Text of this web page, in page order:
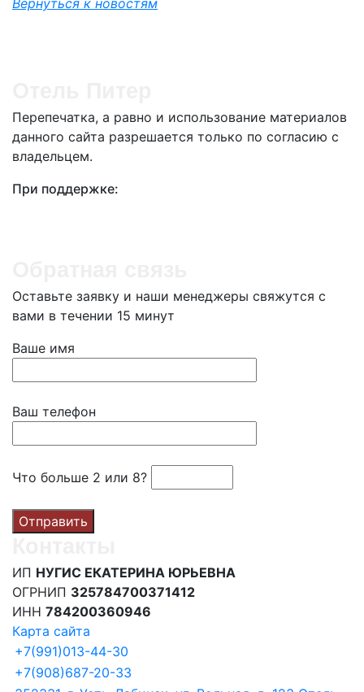
Вернуться к новостям
Перепечатка, а равно и использование материалов
данного сайта разрешается только по согласию с
владельцем.
При поддержке:
Оставьте заявку и наши менеджеры свяжутся с
вами в течении 15 минут
Ваше имя
Ваш телефон
Что больше 2 или 8?
ИП НУГИС ЕКАТЕРИНА ЮРЬЕВНА
ОГРНИП 325784700371412
ИНН 784200360946
Карта сайта
+7(991)013-44-30
‪+7(908)687-20-33